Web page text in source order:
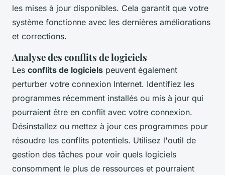
les mises à jour disponibles. Cela garantit que votre
système fonctionne avec les dernières améliorations
et corrections.
Analyse des conflits de logiciels
Les conflits de logiciels peuvent également
perturber votre connexion Internet. Identifiez les
programmes récemment installés ou mis à jour qui
pourraient être en conflit avec votre connexion.
Désinstallez ou mettez à jour ces programmes pour
résoudre les conflits potentiels. Utilisez l'outil de
gestion des tâches pour voir quels logiciels
consomment le plus de ressources et pourraient